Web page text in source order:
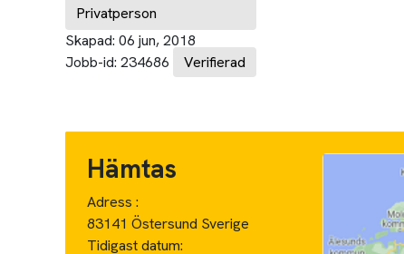
Privatperson
Skapad: 06 jun, 2018
Jobb-id: 234686 Verifierad
Hämtas
Adress :
83141 Östersund Sverige
Tidigast datum: